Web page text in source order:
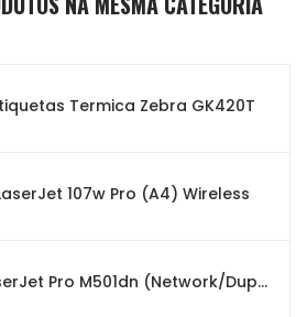
Termica Zebra GK420T
107w Pro (A4) Wireless
Impressora HP LaserJet Pro M501dn (Network/Duplex)